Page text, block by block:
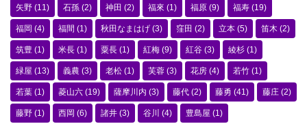
矢野 (11) 石孫 (2) 神田 (2) 福來 (1) 福原 (9) 福寿 (19)
福岡 (4) 福間 (1) 秋田なまはげ (3) 窪田 (2) 立本 (5) 笛木 (2)
筑豊 (1) 米長 (1) 粟長 (1) 紅梅 (9) 紅谷 (3) 綾杉 (1)
緑屋 (13) 義農 (3) 老松 (1) 芙蓉 (3) 花房 (4) 若竹 (1)
若葉 (1) 菱山六 (19) 薩摩川内 (3) 藤代 (2) 藤勇 (41) 藤庄 (2)
藤野 (1) 西岡 (6) 諸井 (3) 谷川 (4) 豊島屋 (1)